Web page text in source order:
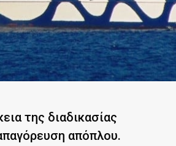
της διαδικασίας
απόπλου.